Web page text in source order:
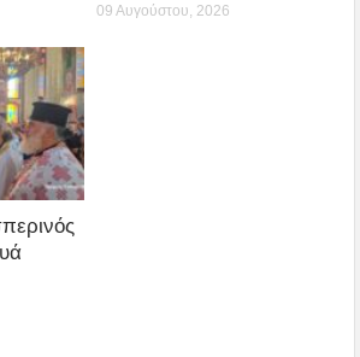
09 Αυγούστου, 2026